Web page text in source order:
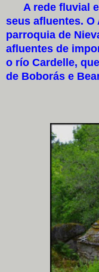
A rede fluvial
seus afluentes. O
parroquia de
afluentes de
o río Cardelle,
de Boborás e